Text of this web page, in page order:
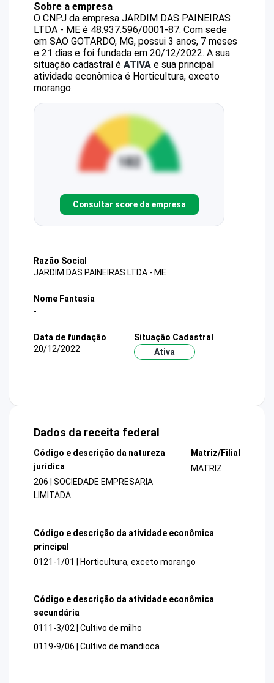
Sobre a empresa
O CNPJ da empresa JARDIM DAS PAINEIRAS
LTDA - ME é 48.937.596/0001-87. Com sede
em SAO GOTARDO, MG, possui 3 anos, 7 meses
e 21 dias e foi fundada em 20/12/2022. A sua
situação cadastral é ATIVA e sua principal
atividade econômica é Horticultura, exceto
morango.
Consultar score da empresa
Razão Social
JARDIM DAS PAINEIRAS LTDA - ME
Nome Fantasia
-
Data de fundação
20/12/2022
Situação Cadastral
Ativa
Dados da receita federal
Código e descrição da natureza
jurídica
206 | SOCIEDADE EMPRESARIA
LIMITADA
Matriz/Filial
MATRIZ
Código e descrição da atividade econômica
principal
0121-1/01 | Horticultura, exceto morango
Código e descrição da atividade econômica
secundária
0111-3/02 | Cultivo de milho
0119-9/06 | Cultivo de mandioca